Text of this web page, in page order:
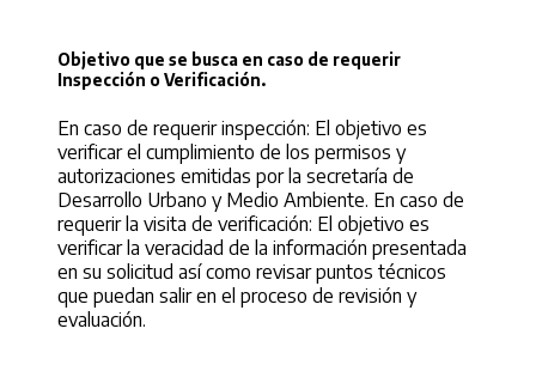
Objetivo que se busca en caso de requerir
Inspección o Verificación.
En caso de requerir inspección: El objetivo es
verificar el cumplimiento de los permisos y
autorizaciones emitidas por la secretaría de
Desarrollo Urbano y Medio Ambiente. En caso de
requerir la visita de verificación: El objetivo es
verificar la veracidad de la información presentada
en su solicitud así como revisar puntos técnicos
que puedan salir en el proceso de revisión y
evaluación.